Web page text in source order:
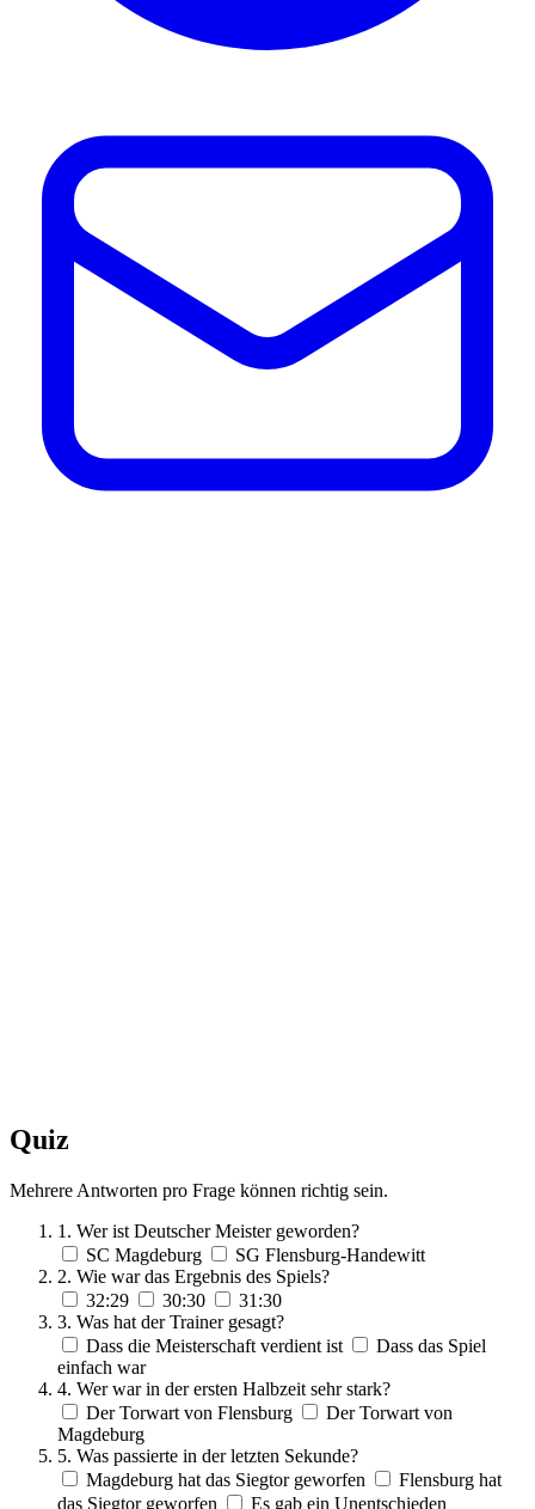
Quiz
Mehrere Antworten pro Frage können richtig sein.
1. Wer ist Deutscher Meister geworden?
SC Magdeburg
SG Flensburg-Handewitt
2. Wie war das Ergebnis des Spiels?
32:29
30:30
31:30
3. Was hat der Trainer gesagt?
Dass die Meisterschaft verdient ist
Dass das Spiel
einfach war
4. Wer war in der ersten Halbzeit sehr stark?
Der Torwart von Flensburg
Der Torwart von
Magdeburg
5. Was passierte in der letzten Sekunde?
Magdeburg hat das Siegtor geworfen
Flensburg hat
das Siegtor geworfen
Es gab ein Unentschieden